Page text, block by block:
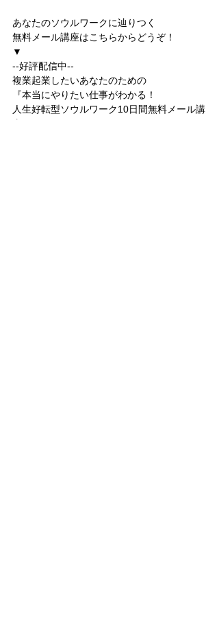
あなたのソウルワークに辿りつく
無料メール講座はこちらからどうぞ！
▼
--好評配信中--
複業起業したいあなたのための
『本当にやりたい仕事がわかる！
人生好転型ソウルワーク10日間無料メール講